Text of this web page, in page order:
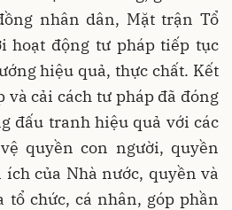
nhân dân, Mặt trận Tổ
hoạt động tư pháp tiếp tục
hiệu quả, thực chất. Kết
và cải cách tư pháp đã đóng
đấu tranh hiệu quả với các
quyền con người, quyền
của Nhà nước, quyền và
tổ chức, cá nhân, góp phần